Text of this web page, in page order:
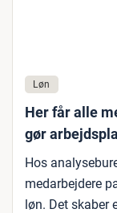
Løn
Her får alle
gør
Hos
medarbejdere
løn. Det skaber